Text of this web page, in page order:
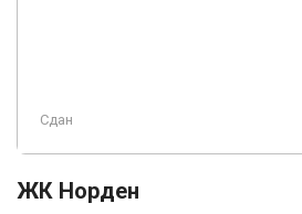
Сдан
ЖК Норден